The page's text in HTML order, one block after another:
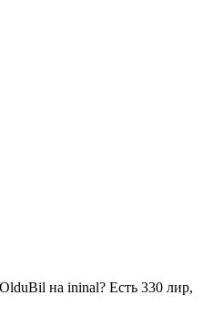
на ininal? Есть 330 лир,